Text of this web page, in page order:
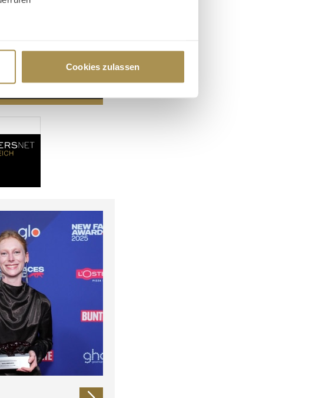
legen Sie Ihre Präferenzen im
für soziale Medien anbieten zu können
Partner führen diese Informationen
oder die sie im Rahmen Ihrer Nutzung
Cookies zulassen